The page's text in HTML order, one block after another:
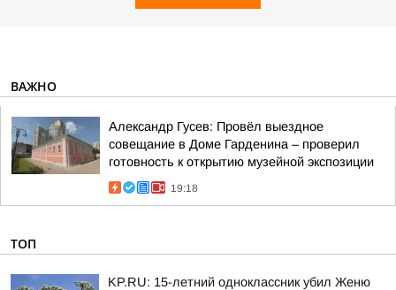
ВАЖНО
Александр Гусев: Провёл выездное
совещание в Доме Гарденина – проверил
готовность к открытию музейной экспозиции
19:18
ТОП
KP.RU: 15-летний одноклассник убил Женю